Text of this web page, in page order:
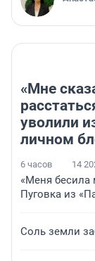
«Мне
уволили
личном
6 часов 14
«Меня бесила
Пуговка из
Соль земли